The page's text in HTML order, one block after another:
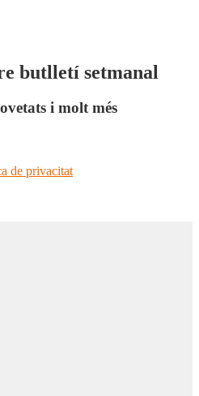
butlletí setmanal
i molt més
de privacitat